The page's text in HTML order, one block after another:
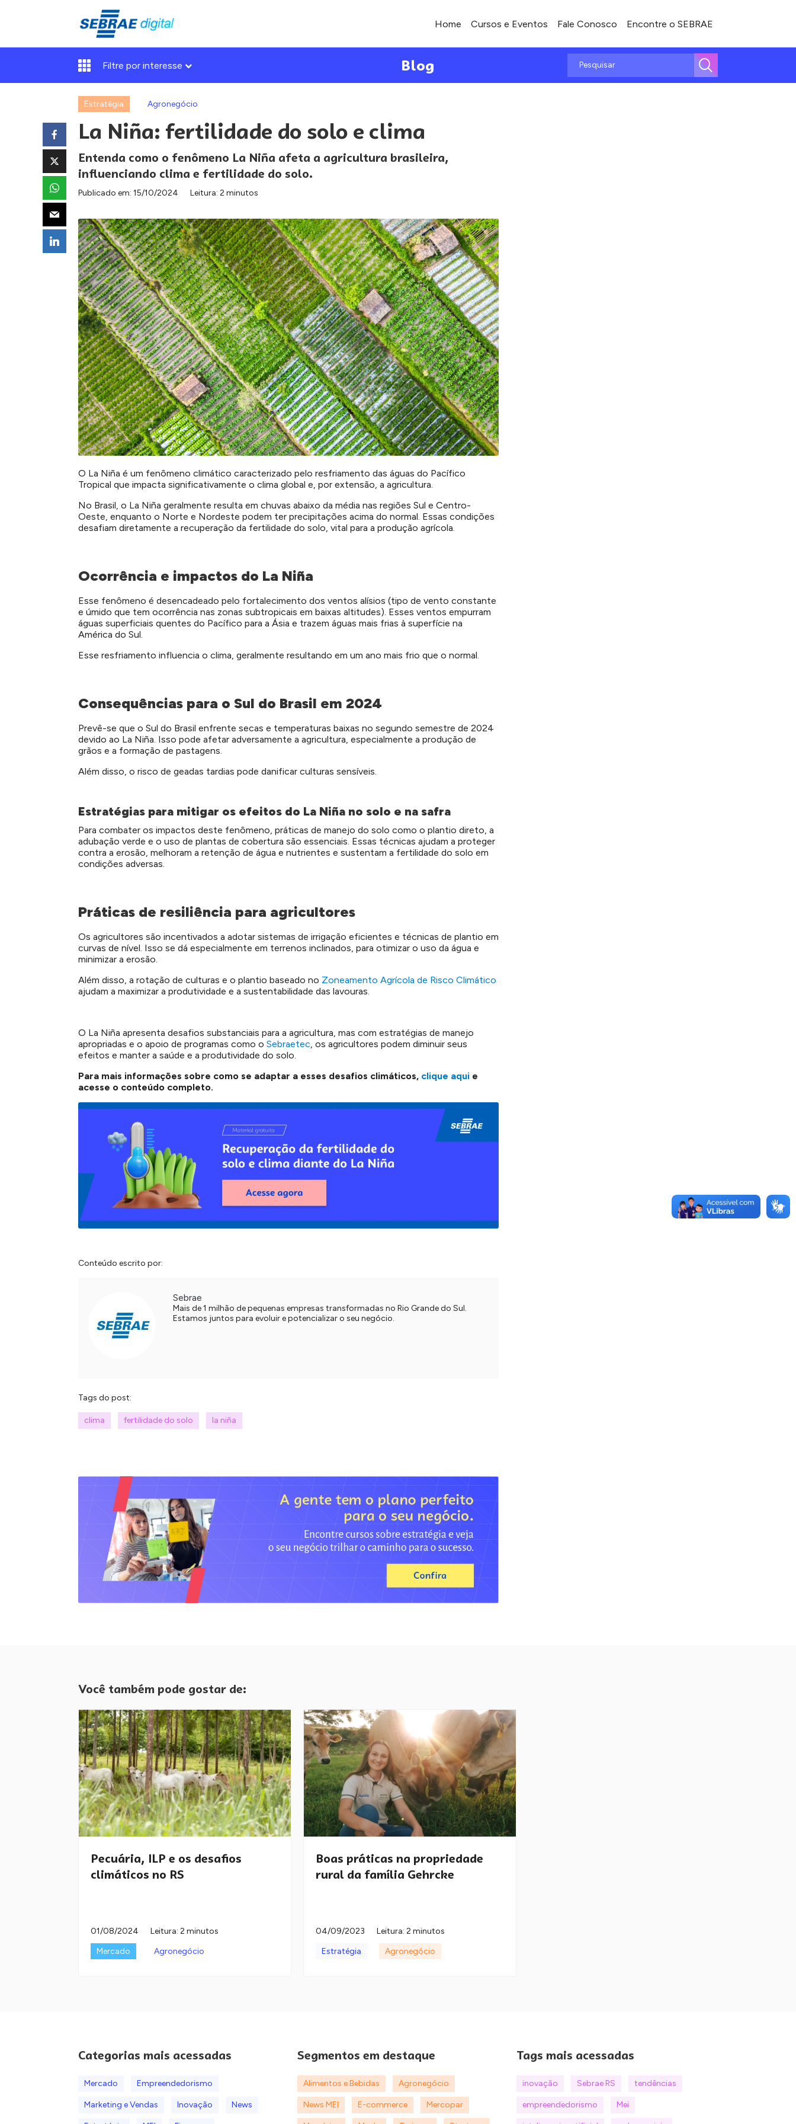
Home Cursos e Eventos Fale Conosco Encontre o SEBRAE
Filtre por interesse Blog
Estratégia Agronegócio
La Niña: fertilidade do solo e clima
Entenda como o fenômeno La Niña afeta a agricultura brasileira,
influenciando clima e fertilidade do solo.
Publicado em: 15/10/2024 Leitura: 2 minutos
O La Niña é um fenômeno climático caracterizado pelo resfriamento das águas do Pacífico
Tropical que impacta significativamente o clima global e, por extensão, a agricultura.
No Brasil, o La Niña geralmente resulta em chuvas abaixo da média nas regiões Sul e Centro-
Oeste, enquanto o Norte e Nordeste podem ter precipitações acima do normal. Essas condições
desafiam diretamente a recuperação da fertilidade do solo, vital para a produção agrícola.
Ocorrência e impactos do La Niña
Esse fenômeno é desencadeado pelo fortalecimento dos ventos alísios (tipo de vento constante
e úmido que tem ocorrência nas zonas subtropicais em baixas altitudes). Esses ventos empurram
águas superficiais quentes do Pacífico para a Ásia e trazem águas mais frias à superfície na
América do Sul.
Esse resfriamento influencia o clima, geralmente resultando em um ano mais frio que o normal.
Consequências para o Sul do Brasil em 2024
Prevê-se que o Sul do Brasil enfrente secas e temperaturas baixas no segundo semestre de 2024
devido ao La Niña. Isso pode afetar adversamente a agricultura, especialmente a produção de
grãos e a formação de pastagens.
Além disso, o risco de geadas tardias pode danificar culturas sensíveis.
Estratégias para mitigar os efeitos do La Niña no solo e na safra
Para combater os impactos deste fenômeno, práticas de manejo do solo como o plantio direto, a
adubação verde e o uso de plantas de cobertura são essenciais. Essas técnicas ajudam a proteger
contra a erosão, melhoram a retenção de água e nutrientes e sustentam a fertilidade do solo em
condições adversas.
Práticas de resiliência para agricultores
Os agricultores são incentivados a adotar sistemas de irrigação eficientes e técnicas de plantio em
curvas de nível. Isso se dá especialmente em terrenos inclinados, para otimizar o uso da água e
minimizar a erosão.
Além disso, a rotação de culturas e o plantio baseado no Zoneamento Agrícola de Risco Climático
ajudam a maximizar a produtividade e a sustentabilidade das lavouras.
O La Niña apresenta desafios substanciais para a agricultura, mas com estratégias de manejo
apropriadas e o apoio de programas como o Sebraetec, os agricultores podem diminuir seus
efeitos e manter a saúde e a produtividade do solo.
Para mais informações sobre como se adaptar a esses desafios climáticos, clique aqui e
acesse o conteúdo completo.
Conteúdo escrito por:
Sebrae
Mais de 1 milhão de pequenas empresas transformadas no Rio Grande do Sul.
Estamos juntos para evoluir e potencializar o seu negócio.
Tags do post:
clima fertilidade do solo la niña
Você também pode gostar de:
Pecuária, ILP e os desafios
climáticos no RS
01/08/2024
Leitura: 2 minutos
Mercado
Agronegócio
Boas práticas na propriedade
rural da família Gehrcke
04/09/2023
Leitura: 2 minutos
Estratégia
Agronegócio
Categorias mais acessadas
Mercado Empreendedorismo
Marketing e Vendas Inovação News
Segmentos em destaque
Alimentos e Bebidas Agronegócio
News MEI E-commerce Mercopar
Tags mais acessadas
inovação Sebrae RS tendências
empreendedorismo Mei